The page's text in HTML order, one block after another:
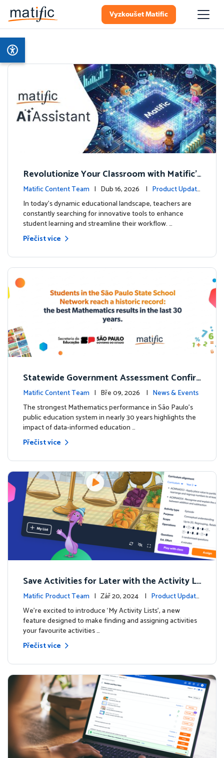
Vyzkoušet Matific
Revolutionize Your Classroom with Matific's
AI-Powered Teacher Assistant
Matific Content Team | Dub 16, 2026 | Product Update
sIn today's dynamic educational landscape, teachers are
constantly searching for innovative tools to enhance
student learning and streamline their workflow. …
Přečíst více
Statewide Government Assessment Confir
ms: Greater Matific Usage Linked to Higher
Math Achievement
Matific Content Team | Bře 09, 2026 | News & Events
The strongest Mathematics performance in São Paulo’s
public education system in nearly 30 years highlights the
impact of data-informed education …
Přečíst více
Save Activities for Later with the Activity Li
sts Feature
Matific Product Team | Zář 20, 2024 | Product Update
s
We're excited to introduce ‘My Activity Lists’, a new
feature designed to make finding and assigning activities
your favourite activities …
Přečíst více